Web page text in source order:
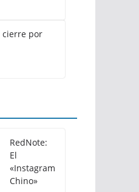
cierre por
RedNote:
El
«Instagram
Chino»